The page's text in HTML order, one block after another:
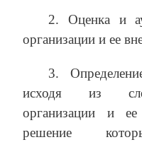
2. Оценка и
организации и ее
3.
исходя из
организации и
решение